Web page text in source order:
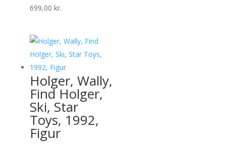
699,00 kr.
Holger, Wally,
Find Holger,
Ski, Star
Toys, 1992,
Figur